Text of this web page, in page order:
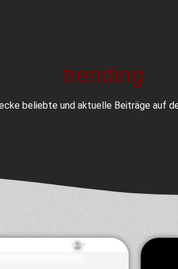
trending
beliebte und aktuelle Beiträge auf